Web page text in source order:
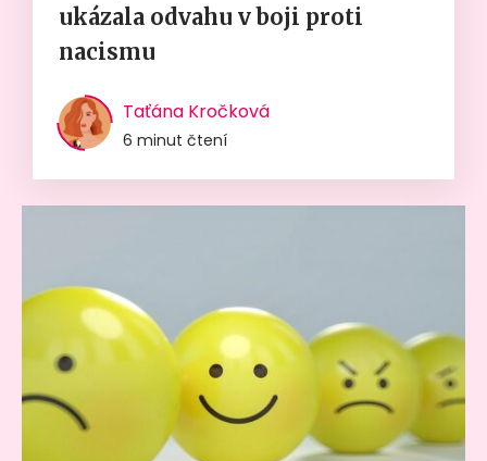
ukázala odvahu v boji proti
nacismu
Taťána Kročková
6 minut čtení